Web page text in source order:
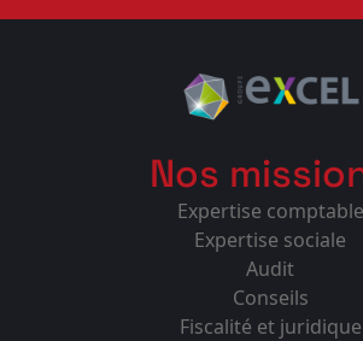
Nos
Expertise comptable
Expertise sociale
Audit
Conseils
Fiscalité et juridique